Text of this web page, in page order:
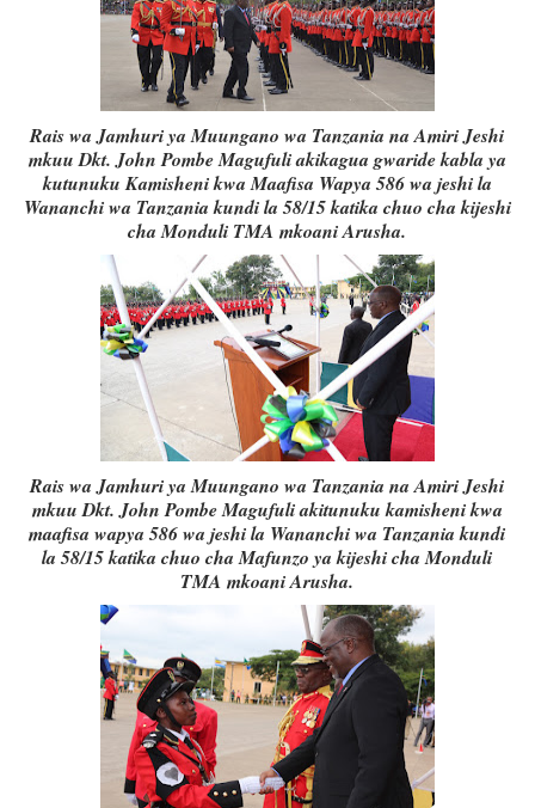
Rais wa Jamhuri ya Muungano wa Tanzania na Amiri Jeshi
mkuu Dkt. John Pombe Magufuli akikagua gwaride kabla ya
kutunuku Kamisheni kwa Maafisa Wapya 586 wa jeshi la
Wananchi wa Tanzania kundi la 58/15 katika chuo cha kijeshi
cha Monduli TMA mkoani Arusha.
Rais wa Jamhuri ya Muungano wa Tanzania na Amiri Jeshi
mkuu Dkt. John Pombe Magufuli akitunuku kamisheni kwa
maafisa wapya 586 wa jeshi la Wananchi wa Tanzania kundi
la 58/15 katika chuo cha Mafunzo ya kijeshi cha Monduli
TMA mkoani Arusha.